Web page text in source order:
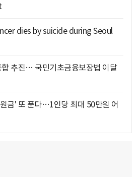
dies by suicide during Seoul
합 추진… 국민기초금융보장법 이달
금' 또 푼다…1인당 최대 50만원 어